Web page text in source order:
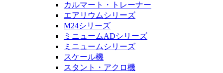
カルマート・トレーナー
エアリウムシリーズ
M24シリーズ
ミニュームADシリーズ
ミニュームシリーズ
スケール機
スタント・アクロ機